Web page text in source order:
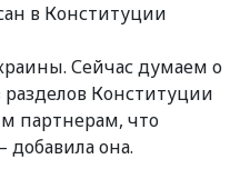
в Конституции
Сейчас думаем о
Конституции
партнерам, что
добавила она.